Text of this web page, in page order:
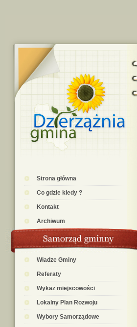
Strona główna
Co gdzie kiedy ?
Kontakt
Archiwum
Władze Gminy
Referaty
Wykaz miejscowości
Lokalny Plan Rozwoju
Wybory Samorządowe